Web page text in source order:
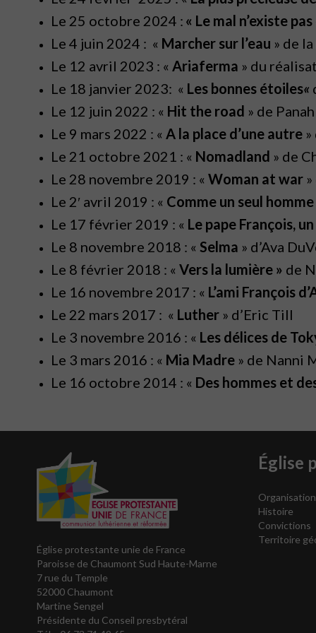
Le 25 octobre 2024 : « Le mal n’existe pas
Le 4 juin 2024 : « Marcher sur l’eau » de
Le 12 avril 2023 : « Ariaferma » du
Le 18 janvier 2023: « Les bonnes étoiles«
Le 12 juin 2022 : « Hit the road » de
Le 9 mars 2022 : « A la place d’une autre
Le 21 octobre 2021 : « Nomadland » de
Le 28 novembre 2019 : « Woman at war
Le 2′ avril 2019 : « Comme un seul homme
Le 17 février 2019 : « Le pape François,
Le 8 novembre 2018 : « Selma » d’Ava
Le 8 février 2018 : « Vers la lumière » de
Le 16 novembre 2017 : « L’ami François
Le 22 mars 2017 : « Luther » d’Eric Till
Le 3 novembre 2016 : « Les délices de
Le 3 mars 2016 : « Mia Madre » de Nanni
Le 16 octobre 2014 : « Des hommes et
Église protestante unie de France
Paroisse de Chaumont Sud Haute-Marne
7 rue du Temple
52000 Chaumont
Martine Sengel
Présidente du Conseil presbytéral
Église
Organisation
Histoire
Convictions
Territoire